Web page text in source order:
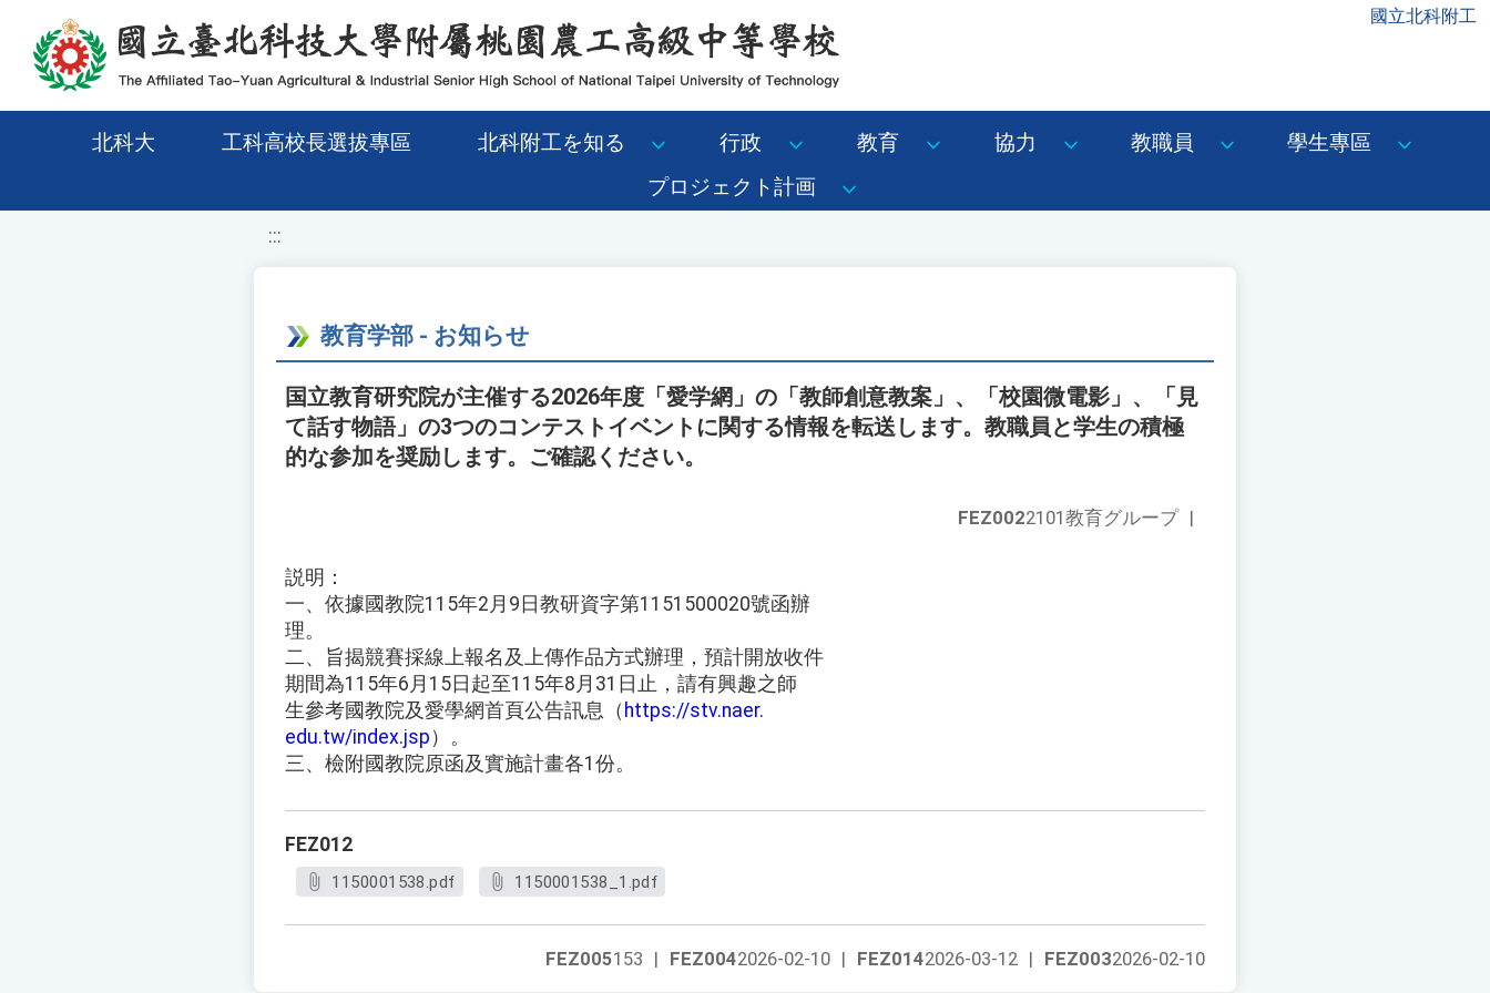
移至網頁之主要內容區位置 國立北科附工
北科大 工科高校長選拔專區 北科附工を知る 行政 教育 協力 教職員
學生專區
プロジェクト計画
:::
教育学部 - お知らせ
国立教育研究院が主催する2026年度「愛学網」の「教師創意教案」、「校園微電影」、「見
て話す物語」の3つのコンテストイベントに関する情報を転送します。教職員と学生の積極
的な参加を奨励します。ご確認ください。
FEZ0022101教育グループ |
説明：
一、依據國教院115年2月9日教研資字第1151500020號函辦
理。
二、旨揭競賽採線上報名及上傳作品方式辦理，預計開放收件
期間為115年6月15日起至115年8月31日止，請有興趣之師
生參考國教院及愛學網首頁公告訊息（ https://stv.naer.
edu.tw/index.jsp ）。
三、檢附國教院原函及實施計畫各1份。
FEZ012
1150001538.pdf 1150001538_1.pdf
FEZ0032026-02-10
FEZ0142026-03-12 |
FEZ0042026-02-10 |
FEZ005153 |